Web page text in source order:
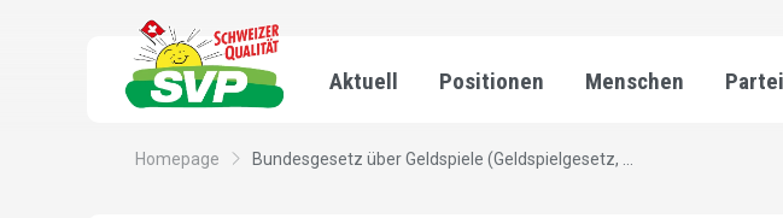
Aktuell Positionen Menschen Partei
Homepage Bundesgesetz über Geldspiele (Geldspielgesetz, ...